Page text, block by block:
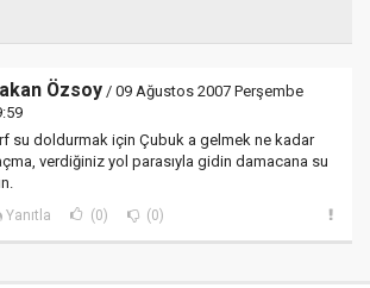
Özsoy / 09 Ağustos 2007 Perşembe
su doldurmak için Çubuk a gelmek ne kadar
verdiğiniz yol parasıyla gidin damacana su
Yanıtla (0) (0)